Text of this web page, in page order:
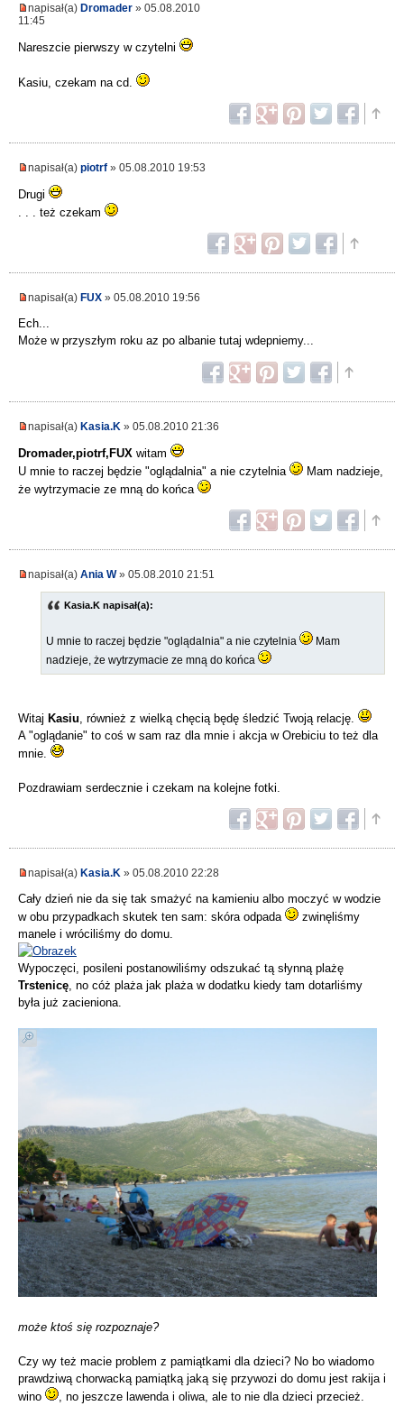
napisał(a) Dromader » 05.08.2010
11:45
Nareszcie pierwszy w czytelni
Kasiu, czekam na cd.
napisał(a) piotrf » 05.08.2010 19:53
Drugi
. . . też czekam
napisał(a) FUX » 05.08.2010 19:56
Ech...
Może w przyszłym roku az po albanie tutaj wdepniemy...
napisał(a) Kasia.K » 05.08.2010 21:36
Dromader,piotrf,FUX witam
U mnie to raczej będzie "oglądalnia" a nie czytelnia
Mam nadzieje,
że wytrzymacie ze mną do końca
napisał(a) Ania W» 05.08.2010 21:51
Kasia.K napisał(a):
U mnie to raczej będzie "oglądalnia" a nie czytelnia
Mam
nadzieje, że wytrzymacie ze mną do końca
Witaj Kasiu , również z wielką chęcią będę śledzić Twoją relację.
A "oglądanie" to coś w sam raz dla mnie i akcja w Orebiciu to też dla
mnie.
Pozdrawiam serdecznie i czekam na kolejne fotki.
napisał(a) Kasia.K » 05.08.2010 22:28
Cały dzień nie da się tak smażyć na kamieniu albo moczyć w wodzie
w obu przypadkach skutek ten sam: skóra odpada
zwinęliśmy
manele i wróciliśmy do domu.
Wypoczęci, posileni postanowiliśmy odszukać tą słynną plażę
Trstenicę , no cóż plaża jak plaża w dodatku kiedy tam dotarliśmy
była już zacieniona.
może ktoś się rozpoznaje?
Czy wy też macie problem z pamiątkami dla dzieci? No bo wiadomo
prawdziwą chorwacką pamiątką jaką się przywozi do domu jest rakija i
wino
, no jeszcze lawenda i oliwa, ale to nie dla dzieci przecież.